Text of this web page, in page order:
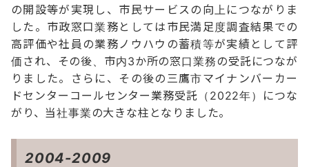
の開設等が実現し、市民サービスの向上につながりま
した。市政窓口業務としては市民満足度調査結果での
高評価や社員の業務ノウハウの蓄積等が実績として評
価され、その後、市内3か所の窓口業務の受託につなが
りました。さらに、その後の三鷹市マイナンバーカー
ドセンターコールセンター業務受託（2022年）につな
がり、当社事業の大きな柱となりました。
2004-2009